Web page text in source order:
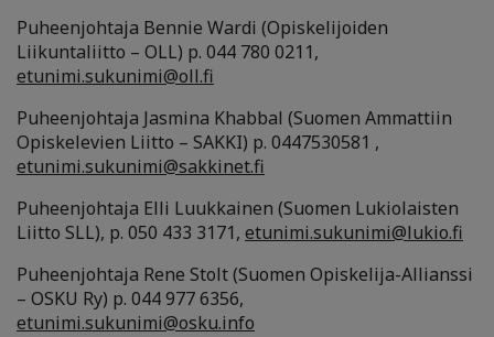
Puheenjohtaja Bennie Wardi (Opiskelijoiden
Liikuntaliitto – OLL) p. 044 780 0211,
etunimi.sukunimi@oll.fi
Puheenjohtaja Jasmina Khabbal (Suomen Ammattiin
Opiskelevien Liitto – SAKKI) p. 0447530581 ,
etunimi.sukunimi@sakkinet.fi
Puheenjohtaja Elli Luukkainen (Suomen Lukiolaisten
Liitto SLL), p. 050 433 3171, etunimi.sukunimi@lukio.fi
Puheenjohtaja Rene Stolt (Suomen Opiskelija-Allianssi
– OSKU Ry) p. 044 977 6356,
etunimi.sukunimi@osku.info